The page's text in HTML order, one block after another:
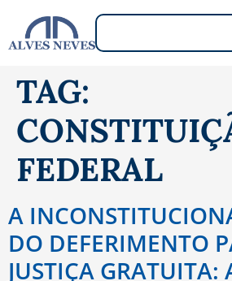
TAG:
FEDERAL
A
DO DEFERIMENTO
JUSTIÇA GRATUITA: